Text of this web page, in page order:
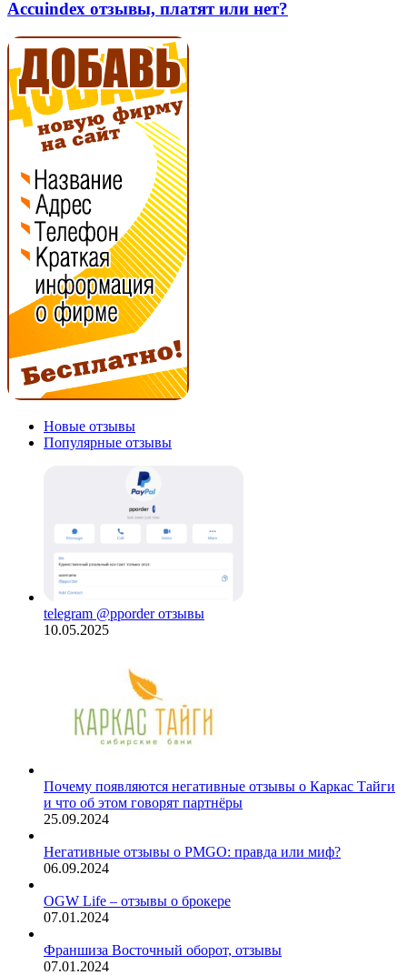
платят
или
нет?
Accuindex отзывы, платят или нет?
Новые отзывы
Популярные отзывы
telegram @pporder отзывы
10.05.2025
Почему появляются негативные отзывы о Каркас Тайги
и что об этом говорят партнёры
25.09.2024
Негативные отзывы о PMGO: правда или миф?
06.09.2024
OGW Life – отзывы о брокере
07.01.2024
Франшиза Восточный оборот, отзывы
07.01.2024